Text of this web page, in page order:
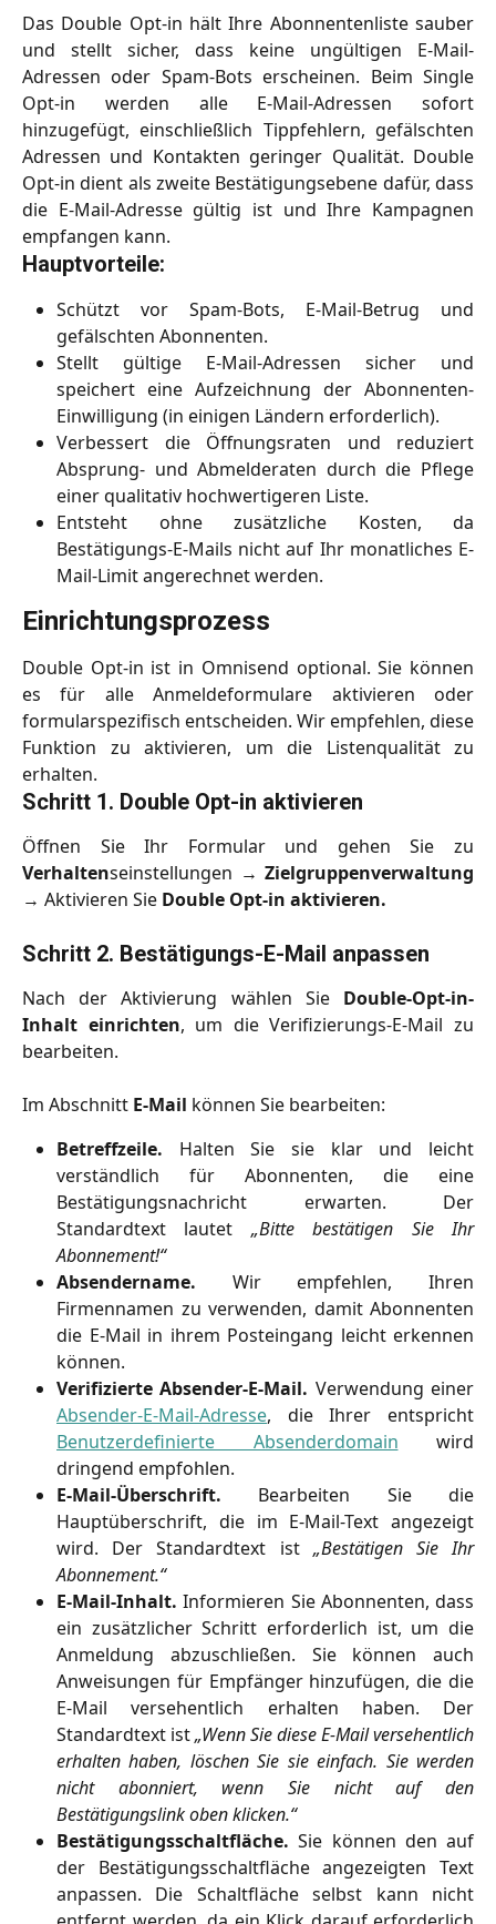
Das Double Opt-in hält Ihre Abonnentenliste sauber
und stellt sicher, dass keine ungültigen E-Mail-
Adressen oder Spam-Bots erscheinen. Beim Single
Opt-in werden alle E-Mail-Adressen sofort
hinzugefügt, einschließlich Tippfehlern, gefälschten
Adressen und Kontakten geringer Qualität. Double
Opt-in dient als zweite Bestätigungsebene dafür, dass
die E-Mail-Adresse gültig ist und Ihre Kampagnen
empfangen kann.
Hauptvorteile:
Schützt vor Spam-Bots, E-Mail-Betrug und
gefälschten Abonnenten.
Stellt gültige E-Mail-Adressen sicher und
speichert eine Aufzeichnung der Abonnenten-
Einwilligung (in einigen Ländern erforderlich).
Verbessert die Öffnungsraten und reduziert
Absprung- und Abmelderaten durch die Pflege
einer qualitativ hochwertigeren Liste.
Entsteht ohne zusätzliche Kosten, da
Bestätigungs-E-Mails nicht auf Ihr monatliches E-
Mail-Limit angerechnet werden.
Einrichtungsprozess
Double Opt-in ist in Omnisend optional. Sie können
es für alle Anmeldeformulare aktivieren oder
formularspezifisch entscheiden. Wir empfehlen, diese
Funktion zu aktivieren, um die Listenqualität zu
erhalten.
Schritt 1. Double Opt-in aktivieren
Öffnen Sie Ihr Formular und gehen Sie zu
Verhaltenseinstellungen → Zielgruppenverwaltung
→ Aktivieren Sie Double Opt-in aktivieren.
Schritt 2. Bestätigungs-E-Mail anpassen
Nach der Aktivierung wählen Sie Double-Opt-in-
Inhalt einrichten, um die Verifizierungs-E-Mail zu
bearbeiten.
Im Abschnitt E-Mail können Sie bearbeiten:
Betreffzeile. Halten Sie sie klar und leicht
verständlich für Abonnenten, die eine
Bestätigungsnachricht erwarten. Der
Standardtext lautet„Bitte bestätigen Sie Ihr
Abonnement!“
Absendername. Wir empfehlen, Ihren
Firmennamen zu verwenden, damit Abonnenten
die E-Mail in ihrem Posteingang leicht erkennen
können.
Verifizierte Absender-E-Mail. Verwendung einer
Absender-E-Mail-Adresse, die Ihrer entspricht
Benutzerdefinierte Absenderdomain wird
dringend empfohlen.
E-Mail-Überschrift. Bearbeiten Sie die
Hauptüberschrift, die im E-Mail-Text angezeigt
wird. Der Standardtext ist„Bestätigen Sie Ihr
Abonnement.“
E-Mail-Inhalt. Informieren Sie Abonnenten, dass
ein zusätzlicher Schritt erforderlich ist, um die
Anmeldung abzuschließen. Sie können auch
Anweisungen für Empfänger hinzufügen, die die
E-Mail versehentlich erhalten haben. Der
Standardtext ist„Wenn Sie diese E-Mail versehentlich
erhalten haben, löschen Sie sie einfach. Sie werden
nicht abonniert, wenn Sie nicht auf den
Bestätigungslink oben klicken.“
Bestätigungsschaltfläche. Sie können den auf
der Bestätigungsschaltfläche angezeigten Text
anpassen. Die Schaltfläche selbst kann nicht